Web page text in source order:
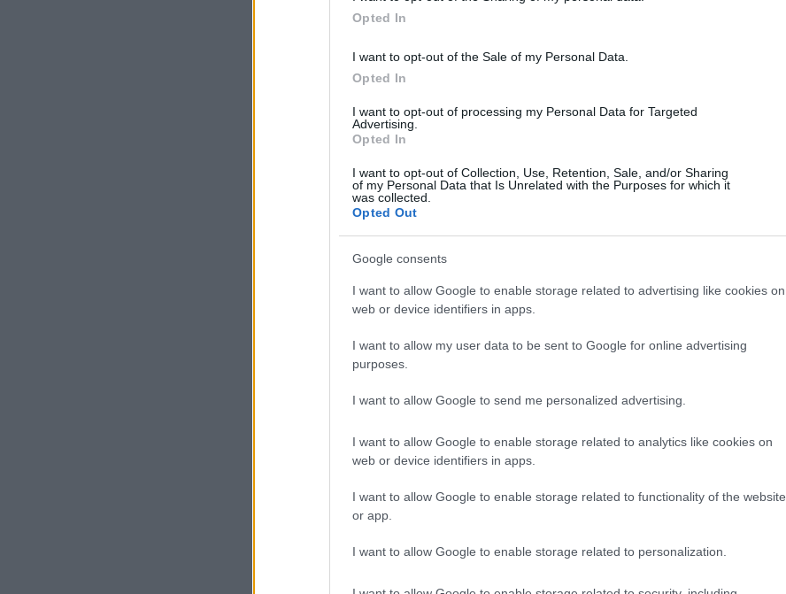
Opted In
I want to opt-out of the Sale of my Personal Data.
Opted In
I want to opt-out of processing my Personal Data for Targeted
Advertising.
Opted In
I want to opt-out of Collection, Use, Retention, Sale, and/or Sharing
of my Personal Data that Is Unrelated with the Purposes for which it
was collected.
Opted Out
Google consents
I want to allow Google to enable storage related to advertising like cookies on
web or device identifiers in apps.
I want to allow my user data to be sent to Google for online advertising
purposes.
I want to allow Google to send me personalized advertising.
I want to allow Google to enable storage related to analytics like cookies on
web or device identifiers in apps.
I want to allow Google to enable storage related to functionality of the website
or app.
I want to allow Google to enable storage related to personalization.